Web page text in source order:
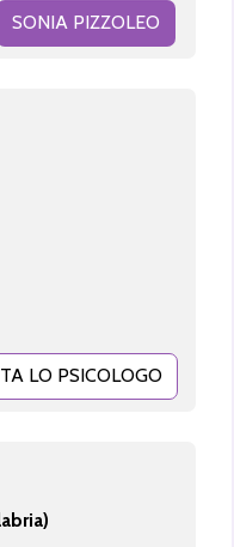
SONIA PIZZOLEO
LO PSICOLOGO